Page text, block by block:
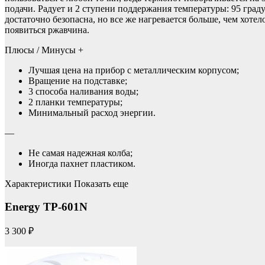
подачи. Радует и 2 ступени поддержания температуры: 95
достаточно безопасна, но все же нагревается больше, чем
появиться ржавчина.
Плюсы / Минусы +
Лучшая цена на прибор с металлическим корпусом;
Вращение на подставке;
3 способа наливания воды;
2 планки температуры;
Минимальный расход энергии.
—
Не самая надежная колба;
Иногда пахнет пластиком.
Характеристики Показать еще
Energy TP-601N
3 300 ₽